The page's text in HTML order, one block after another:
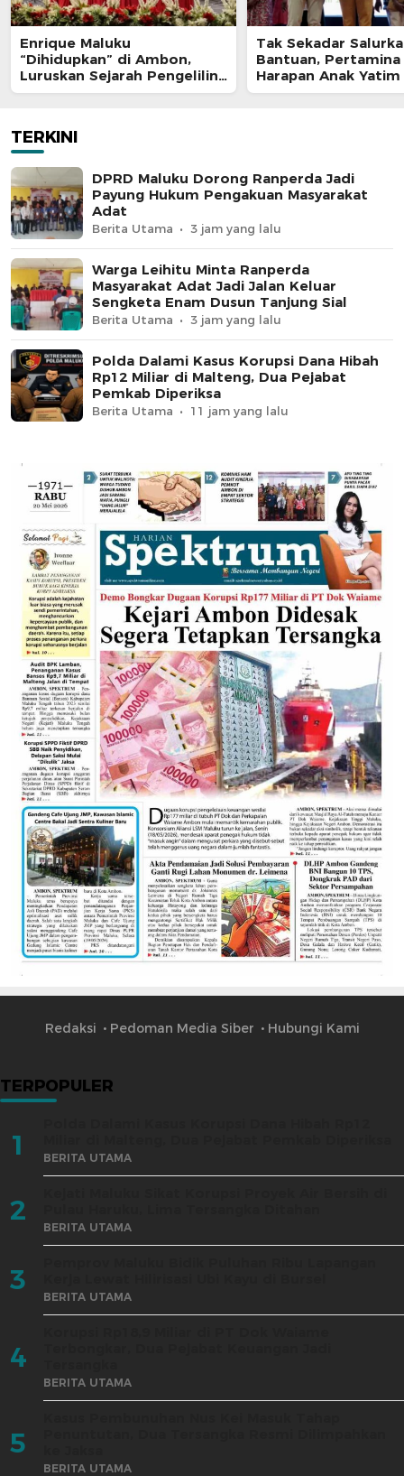
Enrique Maluku
“Dihidupkan” di Ambon,
Luruskan Sejarah Pengeliling
Bumi Pertama Adalah Putra
Tak Sekadar
Bantuan, Pertamina
Harapan Anak
Program Pertamina
TERKINI
DPRD Maluku Dorong Ranperda Jadi
Payung Hukum Pengakuan Masyarakat
Adat
Berita Utama 3 jam yang lalu
Warga Leihitu Minta Ranperda
Masyarakat Adat Jadi Jalan Keluar
Sengketa Enam Dusun Tanjung Sial
Berita Utama 3 jam yang lalu
Polda Dalami Kasus Korupsi Dana Hibah
Rp12 Miliar di Malteng, Dua Pejabat
Pemkab Diperiksa
Berita Utama 11 jam yang lalu
Redaksi Pedoman Media Siber Hubungi Kami
TERPOPULER
1 BERITA UTAMA
2 BERITA UTAMA
3 BERITA UTAMA
4
BERITA UTAMA
5
BERITA UTAMA